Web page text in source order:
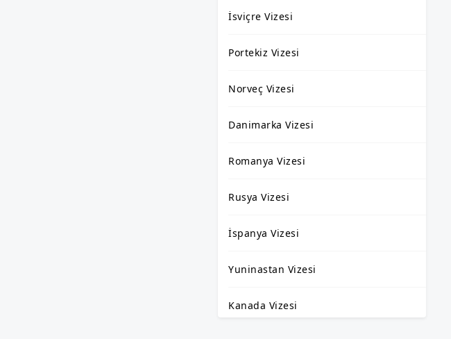
İsviçre Vizesi
Portekiz Vizesi
Norveç Vizesi
Danimarka Vizesi
Romanya Vizesi
Rusya Vizesi
İspanya Vizesi
Yuninastan Vizesi
Kanada Vizesi